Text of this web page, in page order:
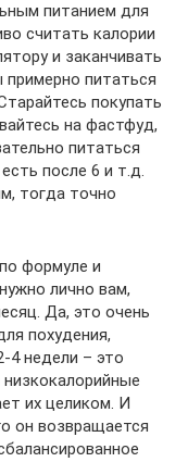
питанием для
считать калории
и заканчивать
примерно питаться
покупать
на фастфуд,
питаться
после 6 и т.д.
тогда точно
формуле и
лично вам,
Да, это очень
похудения,
4 недели – это
их целиком. И
он возвращается